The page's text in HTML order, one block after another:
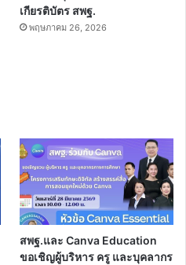
เกียรติบัตร สพฐ.
พฤษภาคม 26, 2026
สพฐ.และ Canva Education
ขอเชิญผู้บริหาร ครู และบุคลากร